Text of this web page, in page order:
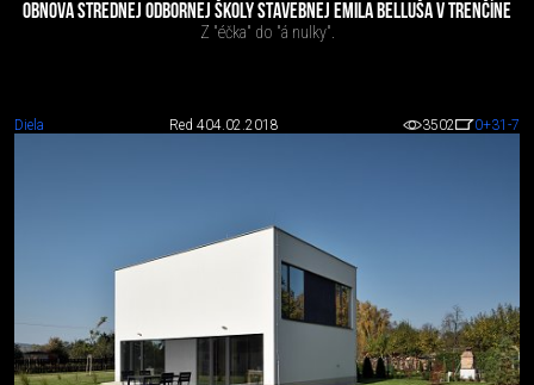
OBNOVA STREDNEJ ODBORNEJ ŠKOLY STAVEBNEJ EMILA BELLUŠA V TRENČÍNE
Z "éčka" do "á nulky".
Diela Red 404.02.2018 3502 0+31 -7